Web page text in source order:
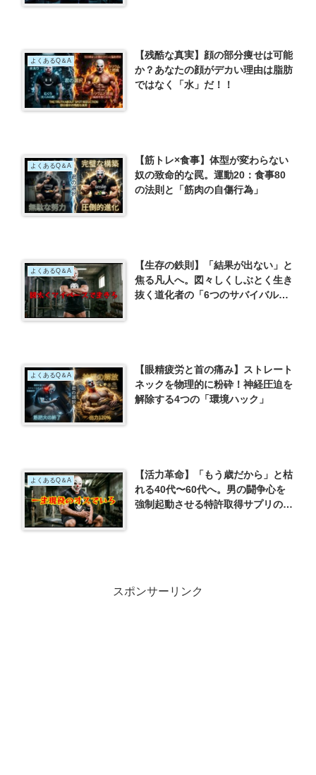
よくあるQ＆A
【残酷な真実】顔の部分痩せは可能
か？あなたの顔がデカい理由は脂肪
ではなく「水」だ！！
よくあるQ＆A
【筋トレ×食事】体型が変わらない
奴の致命的な罠。運動20：食事80
の法則と「筋肉の自傷行為」
よくあるQ＆A
【生存の鉄則】「結果が出ない」と
焦る凡人へ。図々しくしぶとく生き
抜く道化者の「6つのサバイバル
よくあるQ＆A
【眼精疲労と首の痛み】ストレート
ネックを物理的に粉砕！神経圧迫を
解除する4つの「環境ハック」
よくあるQ＆A
【活力革命】「もう歳だから」と枯
れる40代〜60代へ。男の闘争心を
強制起動させる特許取得サプリの真
スポンサーリンク